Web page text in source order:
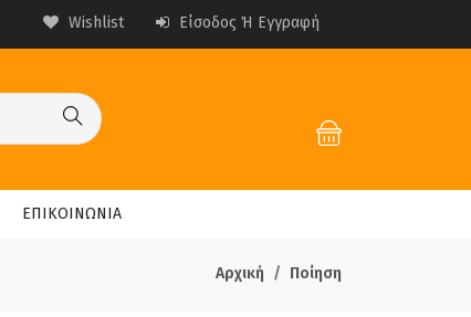
Wishlist Είσοδος Ή Εγγραφή
ΕΠΙΚΟΙΝΩΝΙΑ
Αρχική Ποίηση